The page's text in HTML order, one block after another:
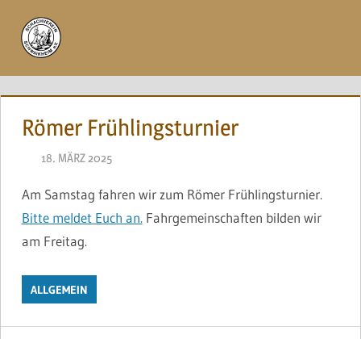
Inhalt
springen
Römer Frühlingsturnier
18. MÄRZ 2025
Am Samstag fahren wir zum Römer Frühlingsturnier.
Bitte meldet Euch an.Fahrgemeinschaften bilden wir
am Freitag.
ALLGEMEIN